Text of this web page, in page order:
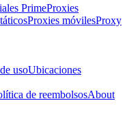
PrimeProxies
Proxies móvilesProxy
usoUbicaciones
de reembolsosAbout